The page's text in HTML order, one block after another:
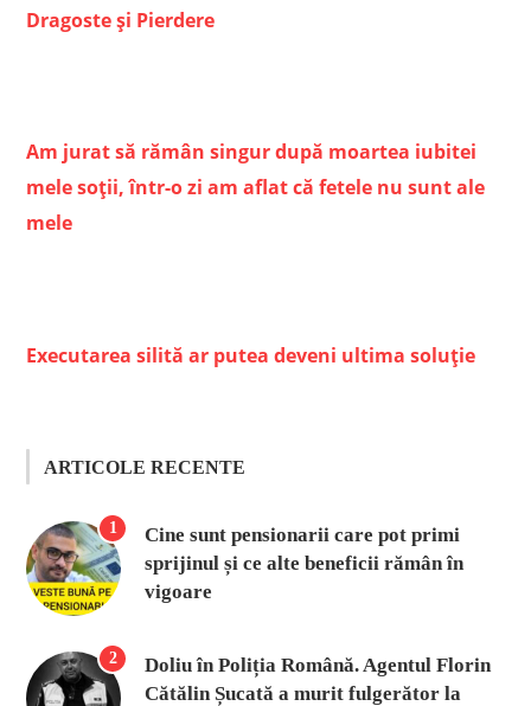
Dragoste și Pierdere
Am jurat să rămân singur după moartea iubitei
mele soții, într-o zi am aflat că fetele nu sunt ale
mele
Executarea silită ar putea deveni ultima soluție
ARTICOLE RECENTE
1
Cine sunt pensionarii care pot primi
sprijinul și ce alte beneficii rămân în
vigoare
2
Doliu în Poliția Română. Agentul Florin
Cătălin Șucată a murit fulgerător la